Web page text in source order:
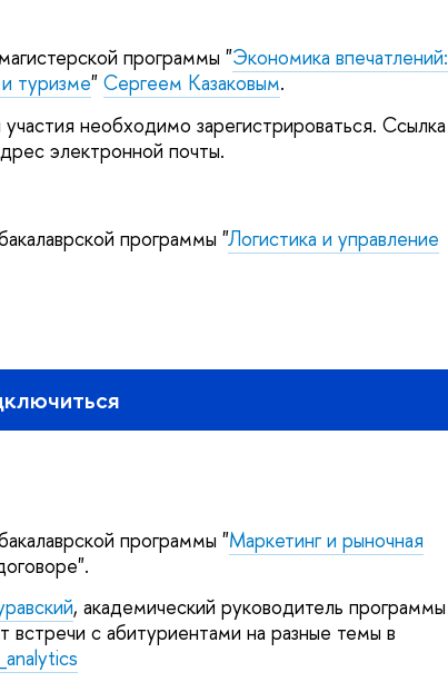
программы "Экономика впечатлений:
туризме" Сергеем Казаковым.
необходимо зарегистрироваться. Ссылка
электронной почты.
программы "Логистика и управление
программы "Маркетинг и рыночная
, академический руководитель программы
встречи с абитуриентами на разные темы в